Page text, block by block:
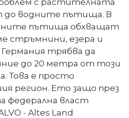
до водните пътища. В
пътища обхващат
стръмнини, езера и
трябва да
до 20 метра от този
Това е просто
регион. Ето защо през
федерална власт
- Altes Land